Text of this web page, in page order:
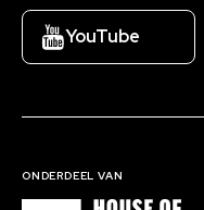
YouTube
ONDERDEEL VAN